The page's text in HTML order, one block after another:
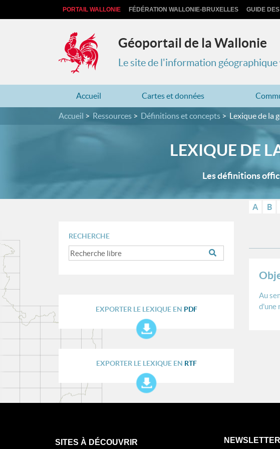
PORTAIL WALLONIE FÉDÉRATION WALLONIE-BRUXELLES GUIDE
Géoportail de la Wallonie
Le site de l'information
Accueil Cartes et données
Accueil Ressources Définitions et concepts Lexique de la
LEXIQUE DE
Les définitions
RECHERCHE
EXPORTER LE LEXIQUE EN PDF
EXPORTER LE LEXIQUE EN RTF
A B
Au
d'une
SITES À DÉCOUVRIR NEWSLETTER